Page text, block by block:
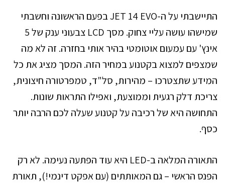
התיישבתי על ה-JET 14 EVO בפעם הראשונה וחשבתי
שמישהו עושה עליי צחוק. מסך LCD צבעוני ענק של 5
אינץ' עם עמעום אוטומטי בהיר אותי בחזרה. זה לא מה
שמצפים למצוא בקטנוע במחיר הזה. המסך מציג את כל
המידע שתצטרכו – מהירות, סל"ד, טמפרטורה חיצונית,
צריכת דלק רגעית וממוצעת, ואפילו התראות שונות.
התחושה היא של רכיבה על קטנוע שעלה לכם הרבה יותר
כסף.
התאורה המלאה ב-LED היא עוד הפתעה נעימה. לא רק
הפנס הראשי – גם המאותתים (עם אפקט דינמי!), תאורת